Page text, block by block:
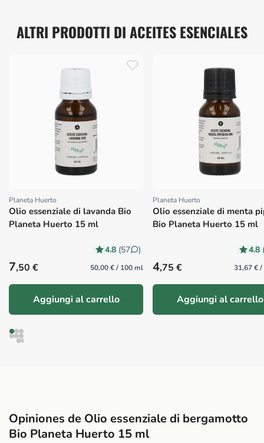
ALTRI PRODOTTI DI ACEITES ESENCIALES
Proveedor:
Planeta Huerto
Olio essenziale di lavanda Bio
Planeta Huerto 15 ml
4.8 (57 )
Precio habitual
7,50 € 50,00 € / 100 ml
Aggiungi al carrello
Proveedor:
Planeta Huerto
Olio essenziale di menta
Bio Planeta Huerto 15 ml
4.8
Precio habitual
4,75 € 31,67 €
Aggiungi al carrello
Opiniones de Olio essenziale di bergamotto
Bio Planeta Huerto 15 ml